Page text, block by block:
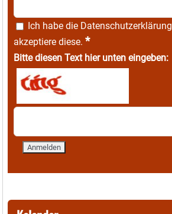
Ich habe die Datenschutzerklärung
akzeptiere diese. *
Bitte diesen Text hier unten eingeben: